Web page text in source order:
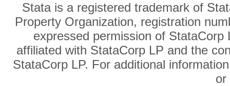
Stata is a registered trademark of
Property Organization, registration
expressed permission of
affiliated with StataCorp LP and the
StataCorp LP. For additional
or